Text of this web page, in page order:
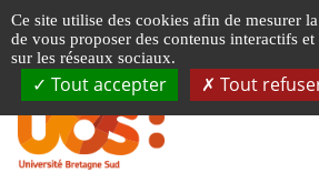
Accéder au site complet
Ce site utilise des cookies afin de mesurer
de vous proposer des contenus interactifs
sur les réseaux sociaux.
Tout accepter Tout